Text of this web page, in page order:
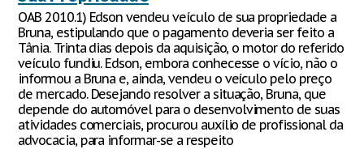
OAB 2010.1) Edson vendeu veículo de sua propriedade a
Bruna, estipulando que o pagamento deveria ser feito a
Tânia. Trinta dias depois da aquisição, o motor do referido
veículo fundiu. Edson, embora conhecesse o vício, não o
informou a Bruna e, ainda, vendeu o veículo pelo preço
de mercado. Desejando resolver a situação, Bruna, que
depende do automóvel para o desenvolvimento de suas
atividades comerciais, procurou auxílio de profissional da
advocacia, para informar-se a respeito